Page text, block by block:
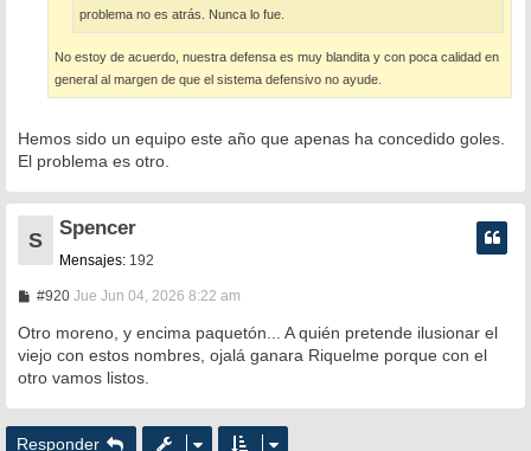
problema no es atrás. Nunca lo fue.
No estoy de acuerdo, nuestra defensa es muy blandita y con poca calidad en
general al margen de que el sistema defensivo no ayude.
Hemos sido un equipo este año que apenas ha concedido goles.
El problema es otro.
S
Spencer
Mensajes: 192
#920M
n
s
a
j
Jue Jun 04, 2026 8:22 am
Otro moreno, y encima paquetón... A quién pretende ilusionar el
viejo con estos nombres, ojalá ganara Riquelme porque con el
otro vamos listos.
Responder